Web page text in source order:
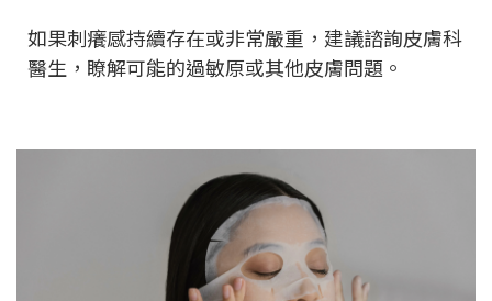
如果刺癢感持續存在或非常嚴重，建議諮詢皮膚科
醫生，瞭解可能的過敏原或其他皮膚問題。